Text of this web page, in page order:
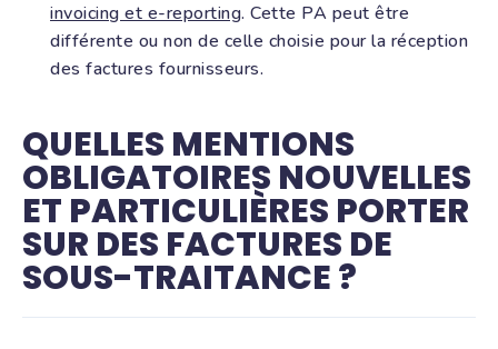
invoicing et e-reporting. Cette PA peut être
différente ou non de celle choisie pour la réception
des factures fournisseurs.
QUELLES MENTIONS
OBLIGATOIRES NOUVELLES
ET PARTICULIÈRES PORTER
SUR DES FACTURES DE
SOUS-TRAITANCE ?